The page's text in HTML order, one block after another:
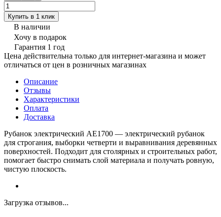
Купить в 1 клик
В наличии
Хочу в подарок
Гарантия 1 год
Цена действительна только для интернет-магазина и может
отличаться от цен в розничных магазинах
Описание
Отзывы
Характеристики
Оплата
Доставка
Рубанок электрический AE1700 — электрический рубанок
для строгания, выборки четверти и выравнивания деревянных
поверхностей. Подходит для столярных и строительных работ,
помогает быстро снимать слой материала и получать ровную,
чистую плоскость.
Загрузка отзывов...